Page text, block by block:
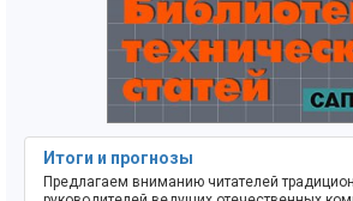
Итоги и прогнозы
Предлагаем вниманию читателей